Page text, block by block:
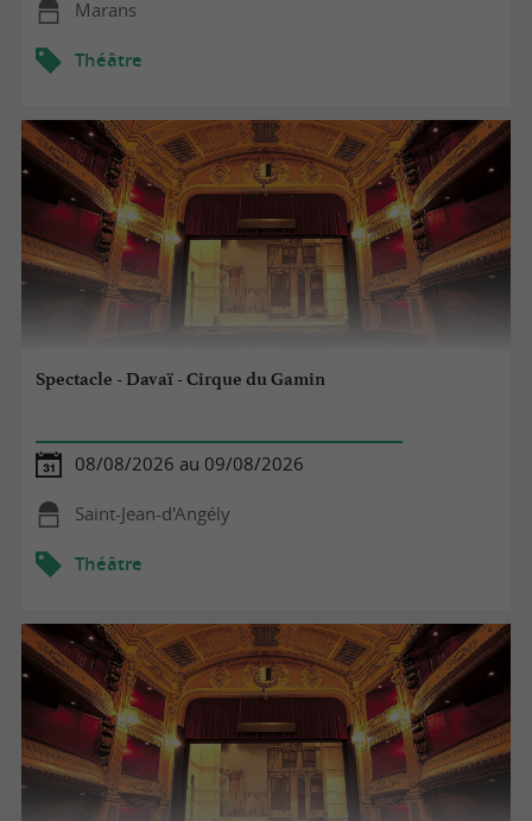
Marans
Théâtre
Spectacle - Davaï - Cirque du Gamin
08/08/2026 au 09/08/2026
Saint-Jean-d'Angély
Théâtre